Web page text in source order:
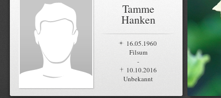
Tamme
Hanken
16.05.1960
Filsum
-
10.10.2016
Unbekannt